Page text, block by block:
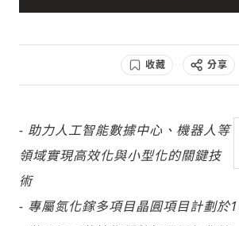
社會
收藏 分享
- 助力人工智能數據中心、機器人等
領域實現高效化與小型化的關鍵技
術
- 專屬氮化鎵多項目晶圓項目計劃於